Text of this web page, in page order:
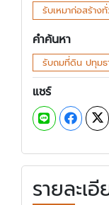
รับเหมาก่อสร้างทั่
คำค้นหา
รับถมที่ดิน ปทุมธ
แชร์
รายละเ